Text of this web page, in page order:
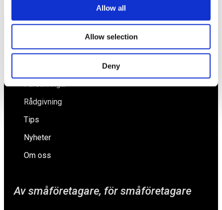
Allow all
Allow selection
Deny
Av småföretagare, för småföretagare
Näringspolitik
Försäkringar
Rådgivning
Tips
Nyheter
Om oss